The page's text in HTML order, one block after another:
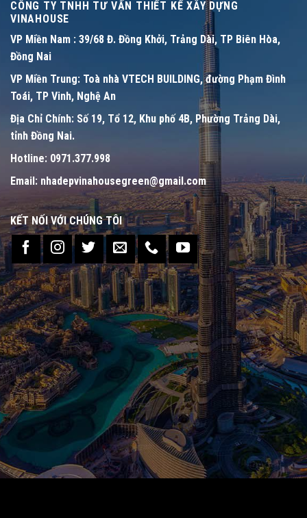
CÔNG TY TNHH TƯ VẤN THIẾT KẾ XÂY DỰNG
VINAHOUSE
VP Miền Nam : 39/68 Đ. Đồng Khởi, Trảng Dài, TP Biên Hòa,
Đồng Nai
VP Miền Trung: Toà nhà VTECH BUILDING, đường Phạm Đình
Toái, TP Vinh, Nghệ An
Địa Chỉ Chính: Số 19, Tổ 12, Khu phố 4B, Phường Trảng Dài,
tỉnh Đồng Nai.
Hotline: 0971.377.998
Email: nhadepvinahousegreen@gmail.com
KẾT NỐI VỚI CHÚNG TÔI